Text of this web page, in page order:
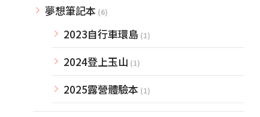
夢想筆記本 (6)
2023自行車環島 (1)
2024登上玉山 (1)
2025露營體驗本 (1)